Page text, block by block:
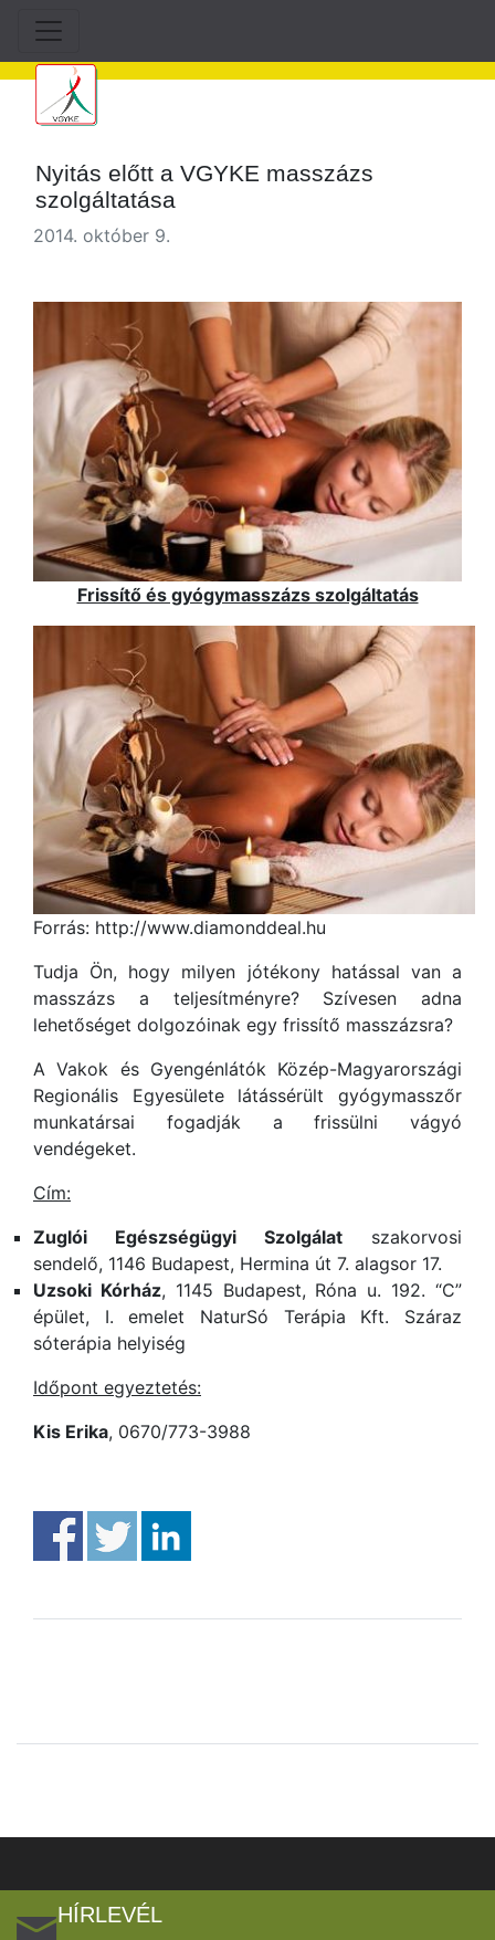
Nyitás előtt a VGYKE masszázs
szolgáltatása
2014. október 9.
Frissítő és gyógymasszázs szolgáltatás
Forrás: http://www.diamonddeal.hu
Tudja Ön, hogy milyen jótékony hatással van a
masszázs a teljesítményre? Szívesen adna
lehetőséget dolgozóinak egy frissítő masszázsra?
A Vakok és Gyengénlátók Közép-Magyarországi
Regionális Egyesülete látássérült gyógymasszőr
munkatársai fogadják a frissülni vágyó
vendégeket.
Cím:
Zuglói Egészségügyi Szolgálat szakorvosi
sendelő, 1146 Budapest, Hermina út 7. alagsor 17.
Uzsoki Kórház, 1145 Budapest, Róna u. 192. “C”
épület, I. emelet NaturSó Terápia Kft. Száraz
sóterápia helyiség
Időpont egyeztetés:
Kis Erika, 0670/773-3988
HÍRLEVÉL